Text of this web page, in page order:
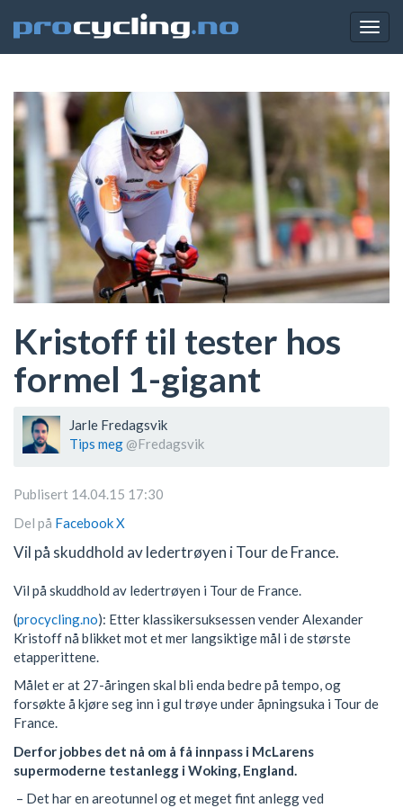
Kristoff til tester hos
formel 1-gigant
Jarle Fredagsvik
Tips meg @Fredagsvik
Publisert 14.04.15 17:30
Del på FacebookX
Vil på skuddhold av ledertrøyen i Tour de France.
Vil på skuddhold av ledertrøyen i Tour de France.
(procycling.no): Etter klassikersuksessen vender Alexander
Kristoff nå blikket mot et mer langsiktige mål i de største
etapperittene.
Målet er at 27-åringen skal bli enda bedre på tempo, og
forsøkte å kjøre seg inn i gul trøye under åpningsuka i Tour de
France.
Derfor jobbes det nå om å få innpass i McLarens
supermoderne testanlegg i Woking, England.
– Det har en areotunnel og et meget fint anlegg ved